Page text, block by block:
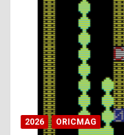
2026 ORICMAG